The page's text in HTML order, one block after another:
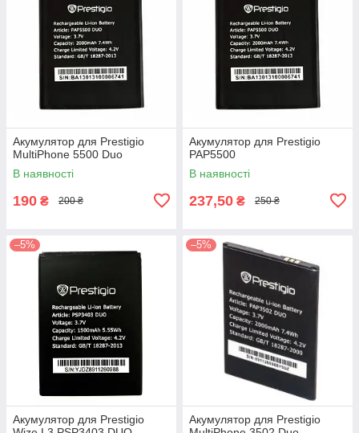
Акумулятор для Prestigio
MultiPhone 5500 Duo
В наявності
190 ₴ 200 ₴
Акумулятор для Prestigio
PAP5500
В наявності
237,50 ₴ 250 ₴
–5%
Акумулятор для Prestigio
–5%
Акумулятор для Prestigio